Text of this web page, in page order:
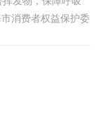
消费者权益保护委